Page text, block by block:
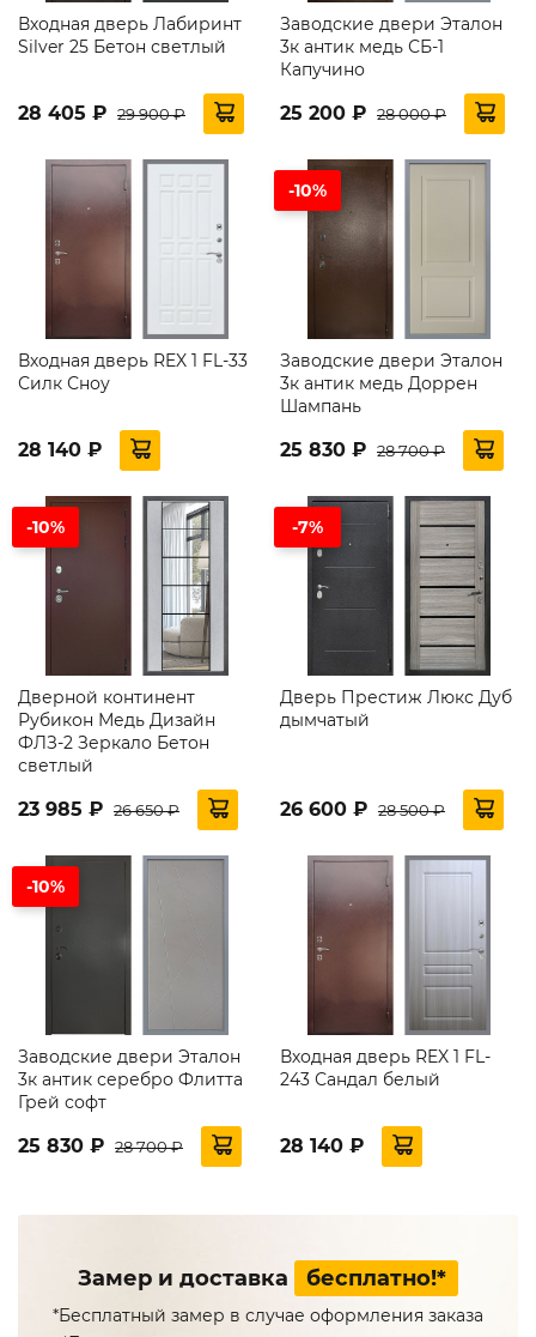
Входная дверь Лабиринт
Silver 25 Бетон светлый
28 405 ₽ 29 900 ₽
Заводские двери Эталон
3к антик медь СБ-1
Капучино
25 200 ₽ 28 000 ₽
Входная дверь REX 1 FL-33
Силк Сноу
28 140 ₽
-10%
Заводские двери Эталон
3к антик медь Доррен
Шампань
25 830 ₽ 28 700 ₽
-10%
Дверной континент
Рубикон Медь Дизайн
ФЛЗ-2 Зеркало Бетон
светлый
23 985 ₽ 26 650 ₽
-7%
Дверь Престиж Люкс Дуб
дымчатый
26 600 ₽ 28 500 ₽
-10%
Заводские двери Эталон
3к антик серебро Флитта
Грей софт
25 830 ₽ 28 700 ₽
Входная дверь REX 1 FL-
243 Сандал белый
28 140 ₽
Замер и доставка бесплатно!*
*Бесплатный замер в случае оформления заказа